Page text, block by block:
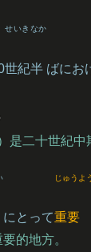
世紀
せいき
半
なか
ばにお
是二十世紀中
にとって重要
じゅうよ
的地方。